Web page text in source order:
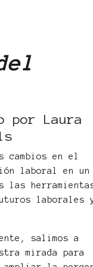
por Laura
cambios en el
laboral en un
las
laborales
salimos a
mirada para